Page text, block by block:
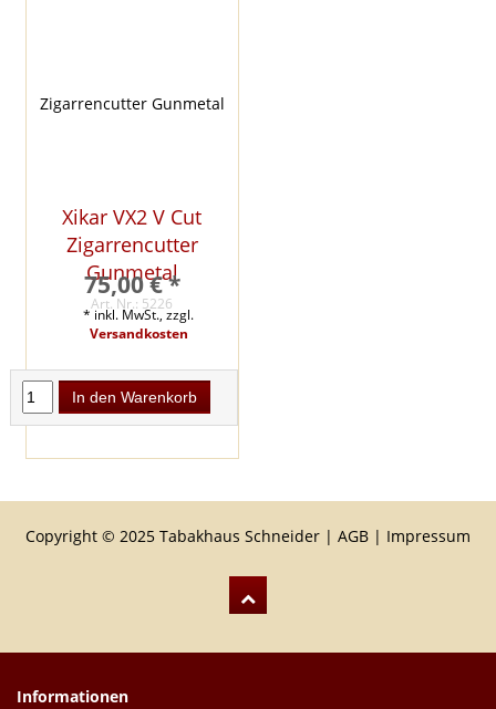
Xikar VX2 V Cut
Zigarrencutter
Gunmetal
Art. Nr.: 5226
75,00 € *
* inkl. MwSt., zzgl.
Versandkosten
In den Warenkorb
Copyright © 2025 Tabakhaus Schneider | AGB | Impressum
Informationen